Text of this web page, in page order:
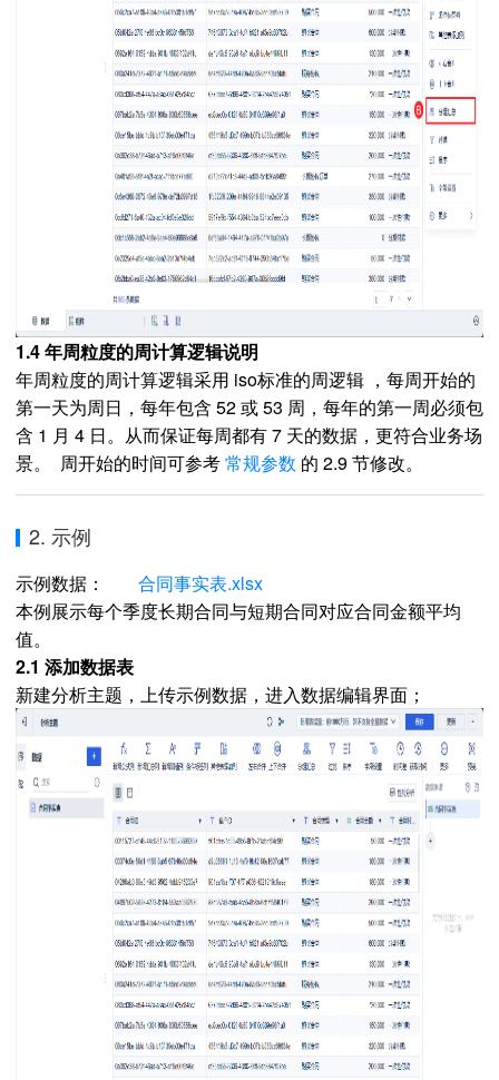
1.4 年周粒度的周计算逻辑说明
年周粒度的周计算逻辑采用 iso标准的周逻辑 ，每周开始的
第一天为周日，每年包含 52 或 53 周，每年的第一周必须包
含 1 月 4 日。从而保证每周都有 7 天的数据，更符合业务场
景。 周开始的时间可参考常规参数 的 2.9 节修改。
2. 示例
示例数据：
合同事实表.xlsx
本例展示每个季度长期合同与短期合同对应合同金额平均
值。
2.1 添加数据表
新建分析主题，上传示例数据，进入数据编辑界面；